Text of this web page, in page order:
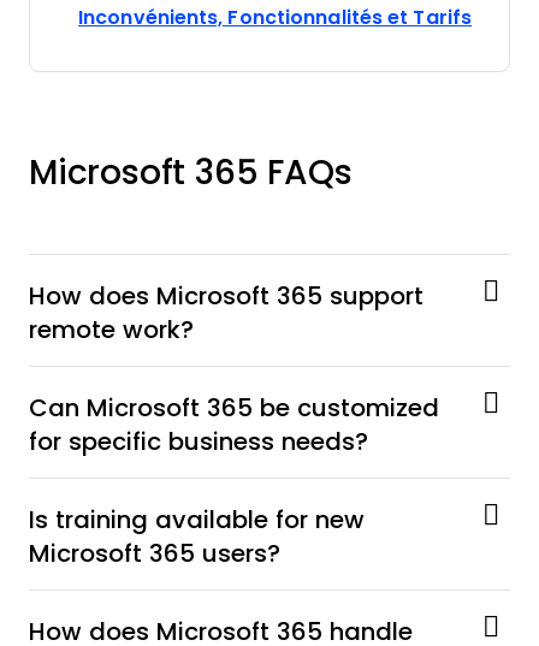
Inconvénients, Fonctionnalités et Tarifs
Microsoft 365 FAQs
How does Microsoft 365 support
remote work?
Can Microsoft 365 be customized
for specific business needs?
Is training available for new
Microsoft 365 users?
How does Microsoft 365 handle